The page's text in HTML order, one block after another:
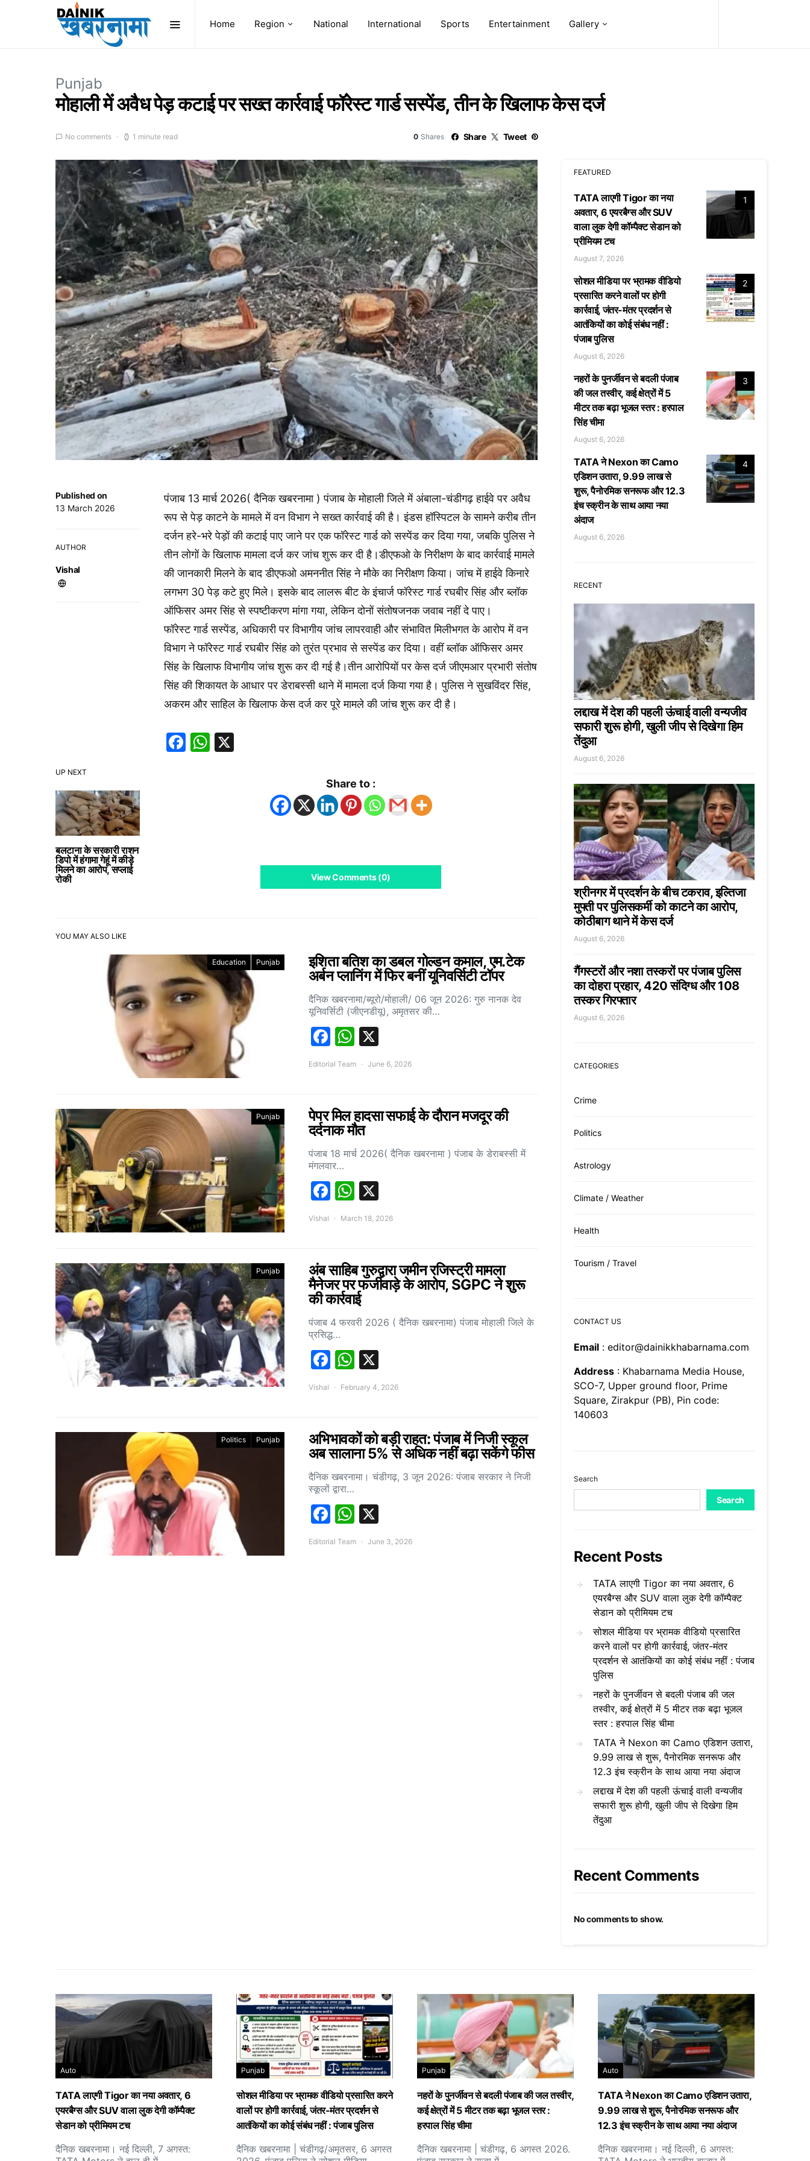
Home Region National International Sports Entertainment Gallery
Punjab
मोहाली में अवैध पेड़ कटाई पर सख्त कार्रवाई फॉरेस्ट गार्ड सस्पेंड, तीन के खिलाफ केस दर्ज
No comments 1 minute read 0 Shares Share Tweet
UP NEXT
बलटाना के सरकारी राशन
डिपो में हंगामा गेहूं में कीड़े
मिलने का आरोप, सप्लाई
रोकी
Published on
13 March 2026
AUTHOR
Vishal
पंजाब 13 मार्च 2026( दैनिक खबरनामा ) पंजाब के मोहाली जिले में अंबाला-चंडीगढ़ हाईवे पर अवैध
रूप से पेड़ काटने के मामले में वन विभाग ने सख्त कार्रवाई की है। इंडस हॉस्पिटल के सामने करीब तीन
दर्जन हरे-भरे पेड़ों की कटाई पाए जाने पर एक फॉरेस्ट गार्ड को सस्पेंड कर दिया गया, जबकि पुलिस ने
तीन लोगों के खिलाफ मामला दर्ज कर जांच शुरू कर दी है।डीएफओ के निरीक्षण के बाद कार्रवाई मामले
की जानकारी मिलने के बाद डीएफओ अमननीत सिंह ने मौके का निरीक्षण किया। जांच में हाईवे किनारे
लगभग 30 पेड़ कटे हुए मिले। इसके बाद लालरू बीट के इंचार्ज फॉरेस्ट गार्ड रघबीर सिंह और ब्लॉक
ऑफिसर अमर सिंह से स्पष्टीकरण मांगा गया, लेकिन दोनों संतोषजनक जवाब नहीं दे पाए।
फॉरेस्ट गार्ड सस्पेंड, अधिकारी पर विभागीय जांच लापरवाही और संभावित मिलीभगत के आरोप में वन
विभाग ने फॉरेस्ट गार्ड रघबीर सिंह को तुरंत प्रभाव से सस्पेंड कर दिया। वहीं ब्लॉक ऑफिसर अमर
सिंह के खिलाफ विभागीय जांच शुरू कर दी गई है।तीन आरोपियों पर केस दर्ज जीएमआर प्रभारी संतोष
सिंह की शिकायत के आधार पर डेराबस्सी थाने में मामला दर्ज किया गया है। पुलिस ने सुखविंदर सिंह,
अकरम और साहिल के खिलाफ केस दर्ज कर पूरे मामले की जांच शुरू कर दी है।
Facebook
WhatsApp
Share to :
View Comments (0)
YOU MAY ALSO LIKE
Education Punjab
इशिता बतिश का डबल गोल्डन कमाल, एम.टेक
अर्बन प्लानिंग में फिर बनीं यूनिवर्सिटी टॉपर
दैनिक खबरनामा/ब्यूरो/मोहाली/ 06 जून 2026: गुरु नानक देव
यूनिवर्सिटी (जीएनडीयू), अमृतसर की…
Facebook
WhatsApp
Editorial Team June 6, 2026
Punjab
पेपर मिल हादसा सफाई के दौरान मजदूर की
दर्दनाक मौत
पंजाब 18 मार्च 2026( दैनिक खबरनामा ) पंजाब के डेराबस्सी में
मंगलवार…
Facebook
WhatsApp
Vishal March 18, 2026
Punjab
अंब साहिब गुरुद्वारा जमीन रजिस्ट्री मामला
मैनेजर पर फर्जीवाड़े के आरोप, SGPC ने शुरू
की कार्रवाई
पंजाब 4 फरवरी 2026 ( दैनिक खबरनामा) पंजाब मोहाली जिले के
प्रसिद्ध…
Facebook
WhatsApp
Vishal February 4, 2026
Politics Punjab
अभिभावकों को बड़ी राहत: पंजाब में निजी स्कूल
अब सालाना 5% से अधिक नहीं बढ़ा सकेंगे फीस
दैनिक खबरनामा। चंडीगढ़, 3 जून 2026: पंजाब सरकार ने निजी
स्कूलों द्वारा…
Facebook
WhatsApp
Editorial Team June 3, 2026
FEATURED
1
TATA लाएगी Tigor का नया
अवतार, 6 एयरबैग्स और SUV
वाला लुक देगी कॉम्पैक्ट सेडान को
प्रीमियम टच
August 7, 2026
2
सोशल मीडिया पर भ्रामक वीडियो
प्रसारित करने वालों पर होगी
कार्रवाई, जंतर-मंतर प्रदर्शन से
आतंकियों का कोई संबंध नहीं :
पंजाब पुलिस
August 6, 2026
3
नहरों के पुनर्जीवन से बदली पंजाब
की जल तस्वीर, कई क्षेत्रों में 5
मीटर तक बढ़ा भूजल स्तर : हरपाल
सिंह चीमा
August 6, 2026
4
TATA ने Nexon का Camo
एडिशन उतारा, 9.99 लाख से
शुरू, पैनोरमिक सनरूफ और 12.3
इंच स्क्रीन के साथ आया नया
अंदाज
August 6, 2026
RECENT
लद्दाख में देश की पहली ऊंचाई वाली वन्यजीव
सफारी शुरू होगी, खुली जीप से दिखेगा हिम
तेंदुआ
August 6, 2026
श्रीनगर में प्रदर्शन के बीच टकराव, इल्तिजा
मुफ्ती पर पुलिसकर्मी को काटने का आरोप,
कोठीबाग थाने में केस दर्ज
August 6, 2026
गैंगस्टरों और नशा तस्करों पर पंजाब पुलिस
का दोहरा प्रहार, 420 संदिग्ध और 108
तस्कर गिरफ्तार
August 6, 2026
CATEGORIES
Crime
Politics
Astrology
Climate / Weather
Health
Tourism / Travel
CONTACT US
Email : editor@dainikkhabarnama.com
Address : Khabarnama Media House,
SCO-7, Upper ground floor, Prime
Square, Zirakpur (PB), Pin code:
140603
Search
Search
Recent Posts
TATA लाएगी Tigor का नया अवतार, 6
एयरबैग्स और SUV वाला लुक देगी कॉम्पैक्ट
सेडान को प्रीमियम टच
सोशल मीडिया पर भ्रामक वीडियो प्रसारित
करने वालों पर होगी कार्रवाई, जंतर-मंतर
प्रदर्शन से आतंकियों का कोई संबंध नहीं : पंजाब
पुलिस
नहरों के पुनर्जीवन से बदली पंजाब की जल
तस्वीर, कई क्षेत्रों में 5 मीटर तक बढ़ा भूजल
स्तर : हरपाल सिंह चीमा
TATA ने Nexon का Camo एडिशन उतारा,
9.99 लाख से शुरू, पैनोरमिक सनरूफ और
12.3 इंच स्क्रीन के साथ आया नया अंदाज
लद्दाख में देश की पहली ऊंचाई वाली वन्यजीव
सफारी शुरू होगी, खुली जीप से दिखेगा हिम
तेंदुआ
Recent Comments
No comments to show.
Auto
TATA लाएगी Tigor का नया अवतार, 6
एयरबैग्स और SUV वाला लुक देगी कॉम्पैक्ट
सेडान को प्रीमियम टच
दैनिक खबरनामा। नई दिल्ली, 7 अगस्त:
Punjab
सोशल मीडिया पर भ्रामक वीडियो प्रसारित करने
वालों पर होगी कार्रवाई, जंतर-मंतर प्रदर्शन से
आतंकियों का कोई संबंध नहीं : पंजाब पुलिस
दैनिक खबरनामा | चंडीगढ़/अमृतसर, 6 अगस्त
Punjab
नहरों के पुनर्जीवन से बदली पंजाब की जल तस्वीर,
कई क्षेत्रों में 5 मीटर तक बढ़ा भूजल स्तर :
हरपाल सिंह चीमा
दैनिक खबरनामा | चंडीगढ़, 6 अगस्त 2026.
Auto
TATA ने Nexon का Camo एडिशन उतारा,
9.99 लाख से शुरू, पैनोरमिक सनरूफ और
12.3 इंच स्क्रीन के साथ आया नया अंदाज
दैनिक खबरनामा। नई दिल्ली, 6 अगस्त: